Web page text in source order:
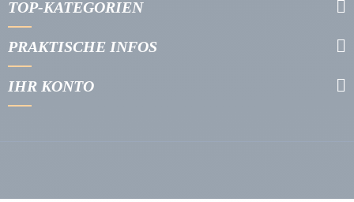
TOP-KATEGORIEN
PRAKTISCHE INFOS
IHR KONTO